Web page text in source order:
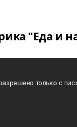
"Еда и
только с